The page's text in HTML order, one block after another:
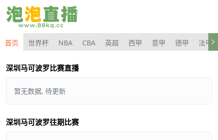
首页 世界杯 NBA CBA 英超 西甲 意甲 德甲 法甲
深圳马可波罗比赛直播
暂无数据, 待更新
深圳马可波罗往期比赛